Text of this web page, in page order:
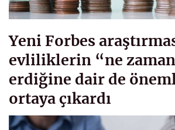
Yeni Forbes
evliliklerin “ne
erdiğine dair de
ortaya çıkardı